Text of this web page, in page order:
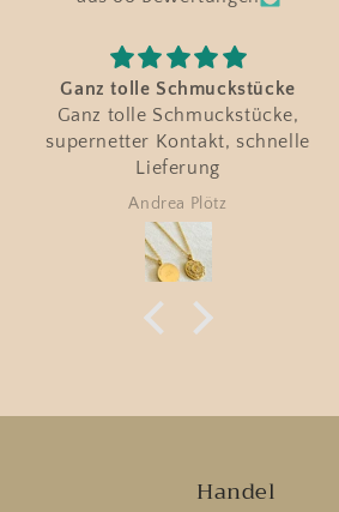
Die Kette gefällt mir sehr
Die Kette gefällt mir sehr gut
Andrea Seebold
Handel